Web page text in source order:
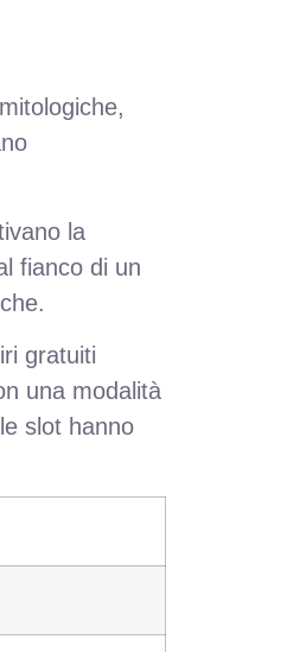
la
fianco di un
gratuiti
una modalità
slot hanno